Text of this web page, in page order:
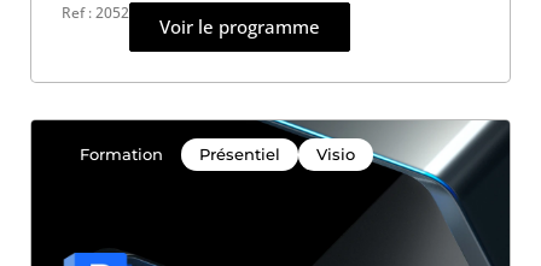
Ref : 2052
Voir le programme
Formation Présentiel Visio